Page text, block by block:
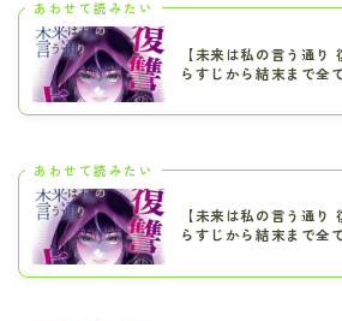
あわせて読みたい
【未来は私の言う通り
らすじから結末まで全
あわせて読みたい
【未来は私の言う通り
らすじから結末まで全